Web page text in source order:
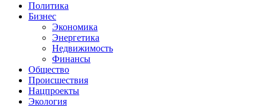
Политика
Бизнес
Экономика
Энергетика
Недвижимость
Финансы
Общество
Происшествия
Нацпроекты
Экология